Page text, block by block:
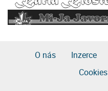
O nás Inzerce
Cookies